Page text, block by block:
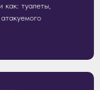
как: туалеты,